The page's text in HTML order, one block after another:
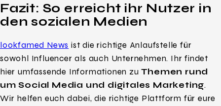
Fazit: So erreicht ihr Nutzer in
den sozialen Medien
lookfamed News ist die richtige Anlaufstelle für
sowohl Influencer als auch Unternehmen. Ihr findet
hier umfassende Informationen zuThemen rund
um Social Media und digitales Marketing.
Wir helfen euch dabei, die richtige Plattform für eure